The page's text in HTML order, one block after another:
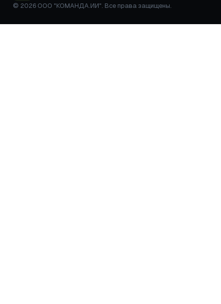
© 2026 ООО "КОМАНДА.ИИ". Все права защищены.